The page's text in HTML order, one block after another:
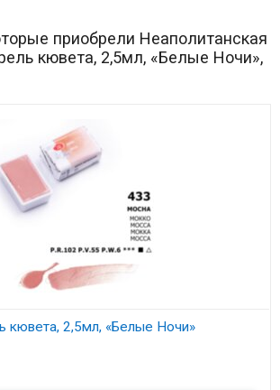
приобрели Неаполитанская
кювета, 2,5мл, «Белые Ночи»,
кювета, 2,5мл, «Белые Ночи»